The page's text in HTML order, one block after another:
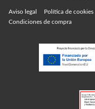
Aviso legal Política de cookies
Condiciones de compra